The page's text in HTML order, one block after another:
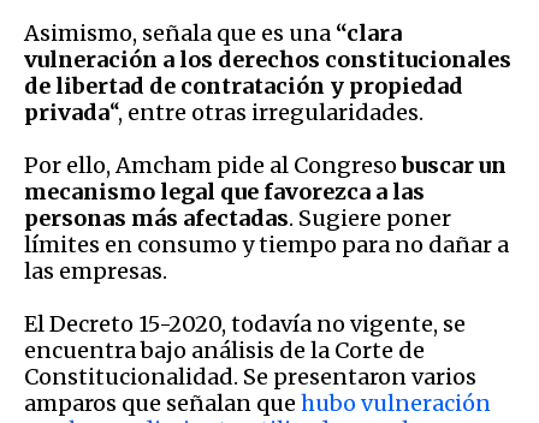
Asimismo, señala que es una “clara
vulneración a los derechos constitucionales
de libertad de contratación y propiedad
privada“, entre otras irregularidades.
Por ello, Amcham pide al Congresobuscar un
mecanismo legal que favorezca a las
personas más afectadas. Sugiere poner
límites en consumo y tiempo para no dañar a
las empresas.
El Decreto 15-2020, todavía no vigente, se
encuentra bajo análisis de la Corte de
Constitucionalidad. Se presentaron varios
amparos que señalan que hubo vulneración